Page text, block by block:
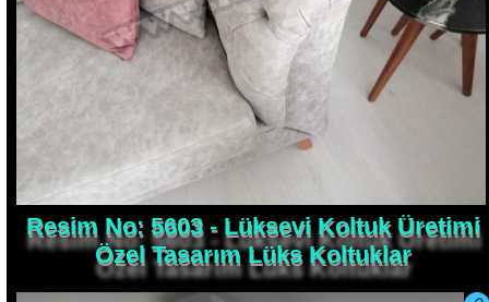
Resim No: 5603 - Lüksevi Koltuk Üretimi
Özel Tasarım Lüks Koltuklar